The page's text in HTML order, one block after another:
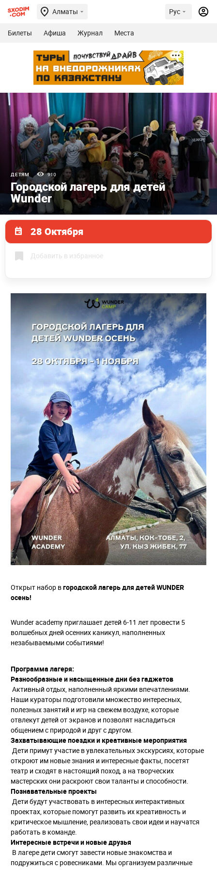
Алматы Рус
Билеты Афиша Журнал Места
ДЕТЯМ 910
Городской лагерь для детей
Wunder
28 Октября
Добавить в избранное
Открыт набор вгородской лагерь для детей WUNDER
осень!
Wunder academy приглашает детей 6-11 лет провести 5
волшебных дней осенних каникул, наполненных
незабываемыми событиями!
Программа лагеря:
Разнообразные и насыщенные дни без гаджетов
Активный отдых, наполненный яркими впечатлениями.
Наши кураторы подготовили множество интересных,
полезных занятий и игр на свежем воздухе, которые
отвлекут детей от экранов и позволят насладиться
общением с природой и друг с другом.
Захватывающие поездки и креативные мероприятия
Дети примут участие в увлекательных экскурсиях, которые
откроют им новые знания и интересные факты, посетят
театр и сходят в настоящий поход, а на творческих
мастерских они раскроют свои таланты и способности.
Познавательные проекты
Дети будут участвовать в интересных интерактивных
проектах, которые помогут развить их креативность и
критическое мышление, реализовать свои идеи и научатся
работать в команде.
Интересные встречи и новые друзья
В лагере дети смогут завести новые знакомства и
подружиться с ровесниками. Мы организуем различные